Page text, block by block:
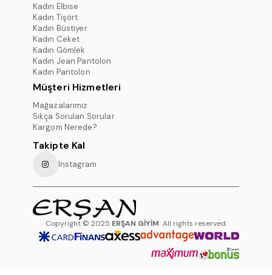
Kadın Elbise
Kadın Tişört
Kadın Büstiyer
Kadın Ceket
Kadın Gömlek
Kadın Jean Pantolon
Kadın Pantolon
Müşteri Hizmetleri
Mağazalarımız
Sıkça Sorulan Sorular
Kargom Nerede?
Takipte Kal
Instagram
Copyright © 2025 ERŞAN GİYİM All rights reserved.